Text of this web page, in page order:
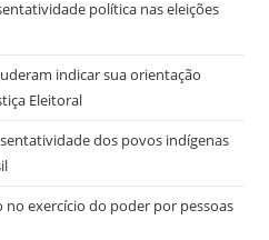
política nas eleições
indicar sua orientação
Eleitoral
dos povos indígenas
exercício do poder por pessoas